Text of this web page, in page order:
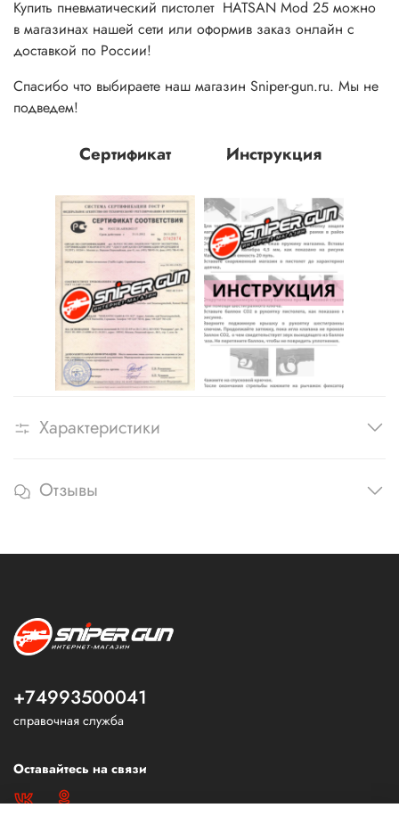
Купить пневматический пистолет HATSAN Mod 25 можно
в магазинах нашей сети или оформив заказ онлайн с
доставкой по России!
Спасибо что выбираете наш магазин Sniper-gun.ru. Мы не
подведем!
Сертификат Инструкция
Характеристики
Отзывы
+74993500041
справочная служба
Оставайтесь на связи